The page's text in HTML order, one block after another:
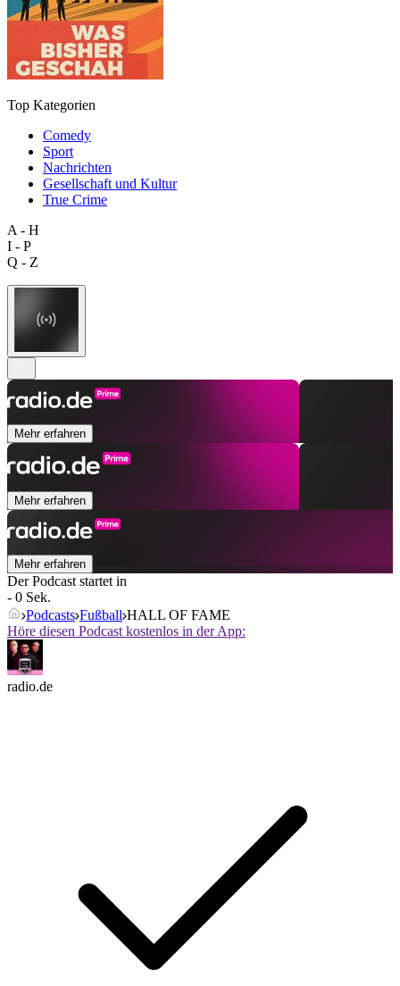
Top Kategorien
Comedy
Sport
Nachrichten
Gesellschaft und Kultur
True Crime
A - H
I - P
Q - Z
Mehr erfahren
Mehr erfahren
Mehr erfahren
Der Podcast startet in
- 0 Sek.
Podcasts Fußball HALL OF FAME
Höre diesen Podcast kostenlos in der App:
radio.de